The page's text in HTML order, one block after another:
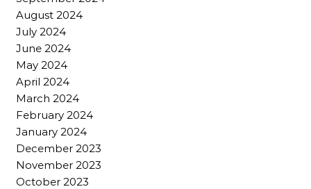
August 2024
July 2024
June 2024
May 2024
April 2024
March 2024
February 2024
January 2024
December 2023
November 2023
October 2023